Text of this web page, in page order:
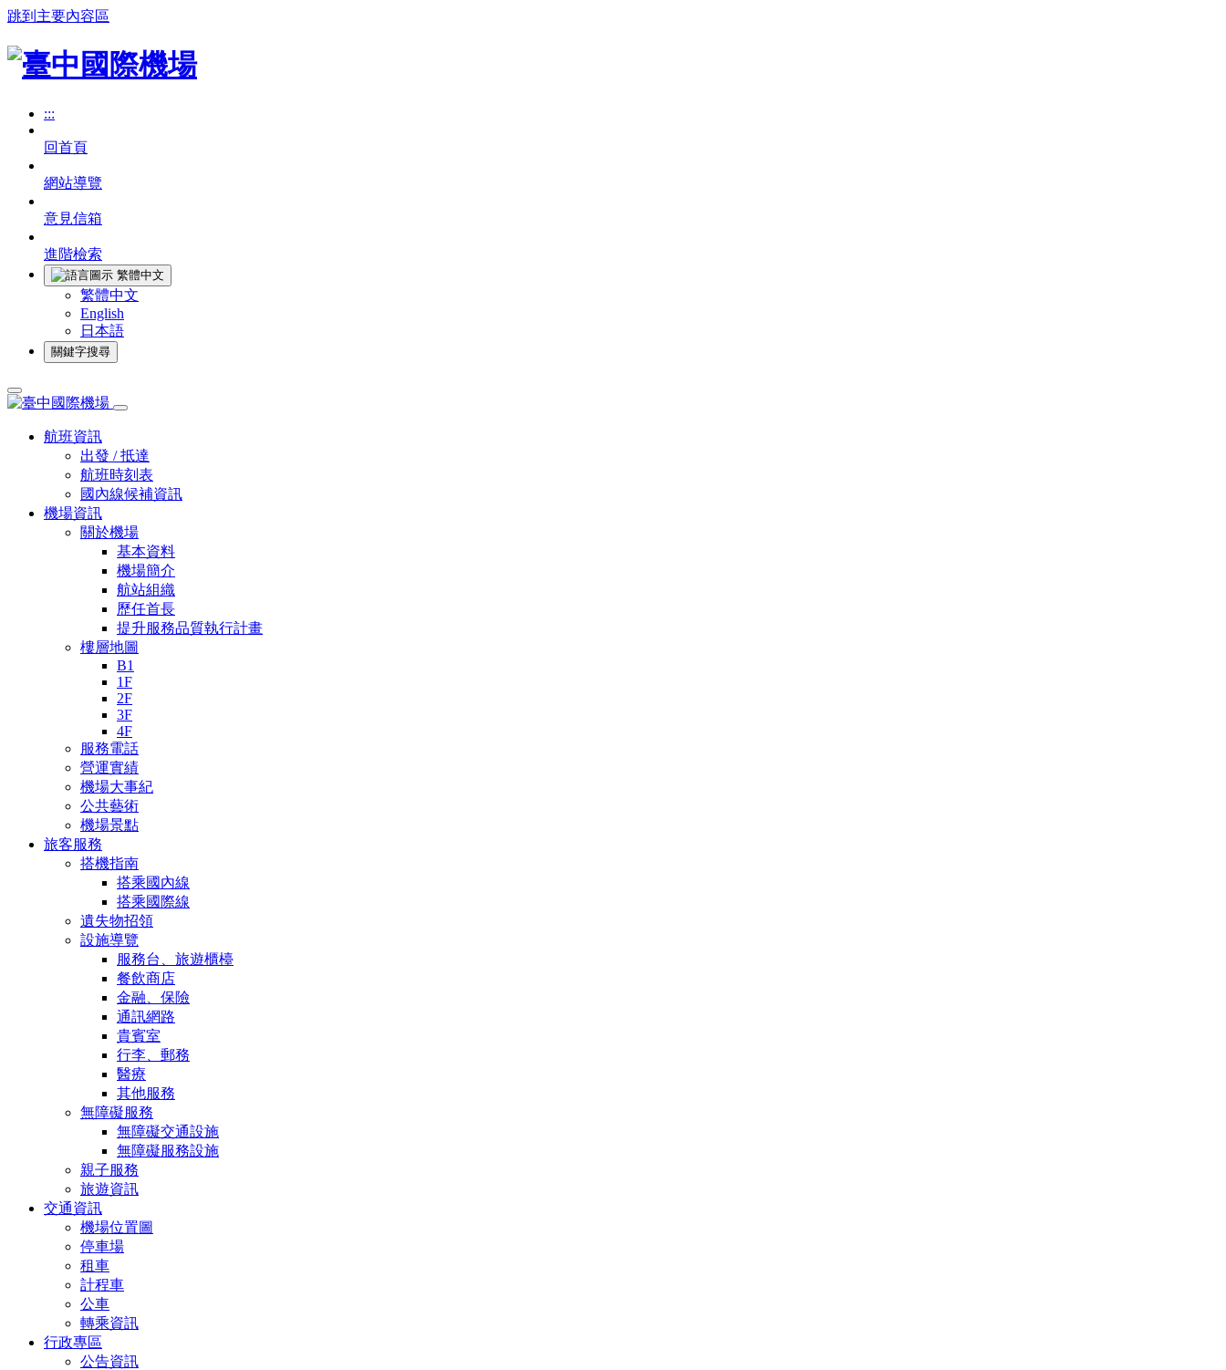
跳到主要內容區
:::
回首頁
網站導覽
意見信箱
進階檢索
繁體中文
繁體中文
English
日本語
關鍵字搜尋
航班資訊
出發 / 抵達
航班時刻表
國內線候補資訊
機場資訊
關於機場
基本資料
機場簡介
航站組織
歷任首長
提升服務品質執行計畫
樓層地圖
B1
1F
2F
3F
4F
服務電話
營運實績
機場大事紀
公共藝術
機場景點
旅客服務
搭機指南
搭乘國內線
搭乘國際線
遺失物招領
設施導覽
服務台、旅遊櫃檯
餐飲商店
金融、保險
通訊網路
貴賓室
行李、郵務
醫療
其他服務
無障礙服務
無障礙交通設施
無障礙服務設施
親子服務
旅遊資訊
交通資訊
機場位置圖
停車場
租車
計程車
公車
轉乘資訊
行政專區
公告資訊